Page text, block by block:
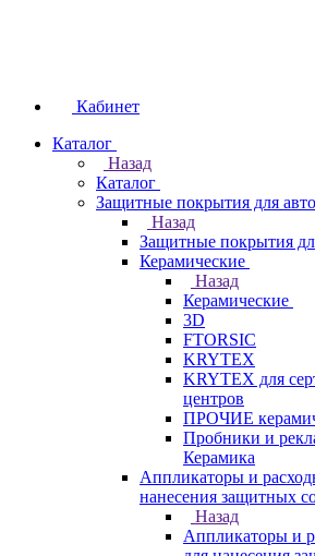
Кабинет
Каталог
Назад
Каталог
Защитные покрытия для
Назад
Защитные покрытия
Керамические
Назад
Керамические
3D
FTORSIC
KRYTEX
KRYTEX для
центров
ПРОЧИЕ
Пробники и
Керамика
Аппликаторы и
нанесения защитных
Назад
Аппликаторы и